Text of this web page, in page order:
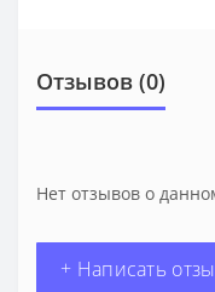
Отзывов (0)
Нет отзывов о
+ Написать